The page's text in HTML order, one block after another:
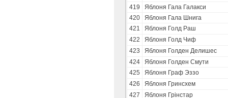
419
Яблоня Гала Галакси
420
Яблоня Гала Шнига
421
Яблоня Голд Раш
422
Яблоня Голд Чиф
423
Яблоня Голден Делишес
424
Яблоня Голден Смути
425
Яблоня Граф Эззо
426
Яблоня Гринсхем
427
Яблоня Грінстар